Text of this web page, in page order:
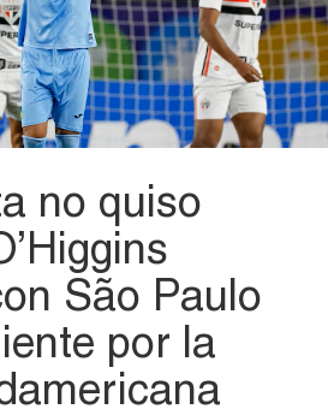
no quiso
São Paulo
por la